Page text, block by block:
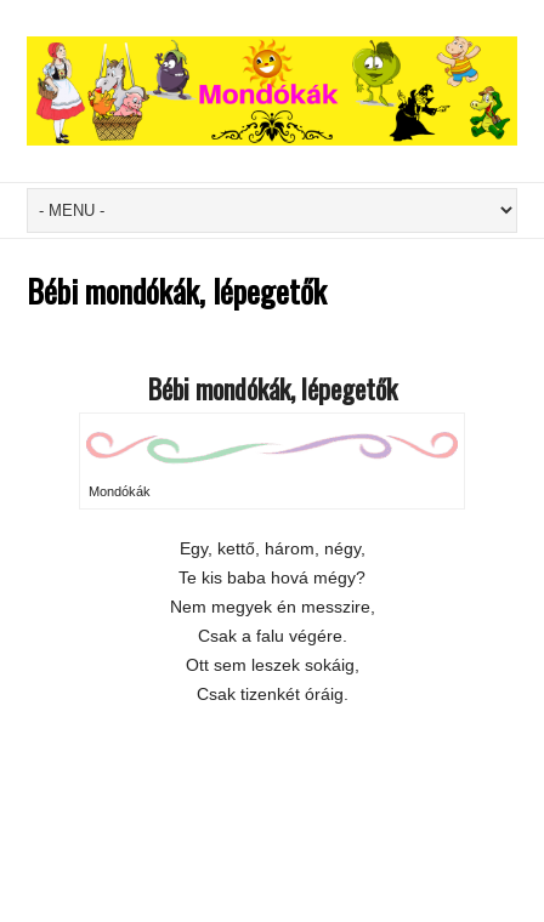
Bébi mondókák, lépegetők
Bébi mondókák, lépegetők
Mondókák
Egy, kettő, három, négy,
Te kis baba hová mégy?
Nem megyek én messzire,
Csak a falu végére.
Ott sem leszek sokáig,
Csak tizenkét óráig.